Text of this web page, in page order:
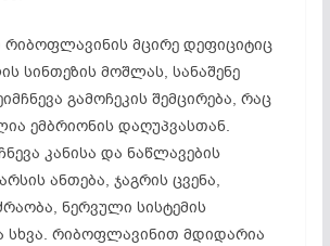
მცირე დეფიციტიც
სინთეზის მოშლას, სანაშენე
გამოჩეკის შემცირება, რაც
ემბრიონის დაღუპვასთან.
კანისა და ნაწლავების
ანთება, ჯაგრის ცვენა,
ნერვული სისტემის
რიბოფლავინით მდიდარია